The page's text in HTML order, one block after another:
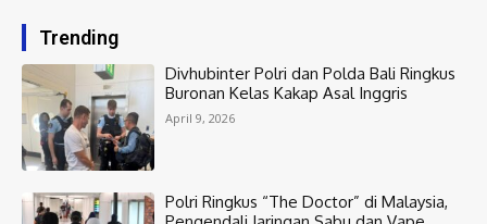
Trending
Divhubinter Polri dan Polda Bali Ringkus
Buronan Kelas Kakap Asal Inggris
April 9, 2026
Polri Ringkus “The Doctor” di Malaysia,